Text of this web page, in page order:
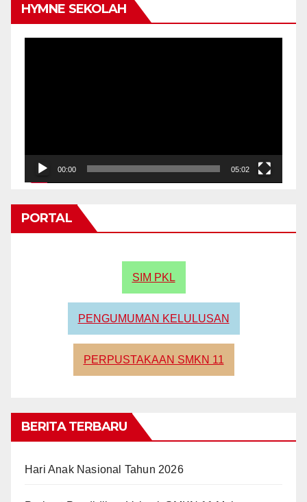
HYMNE SEKOLAH
00:00 05:02
PORTAL
SIM PKL
PENGUMUMAN KELULUSAN
PERPUSTAKAAN SMKN 11
BERITA TERBARU
Hari Anak Nasional Tahun 2026